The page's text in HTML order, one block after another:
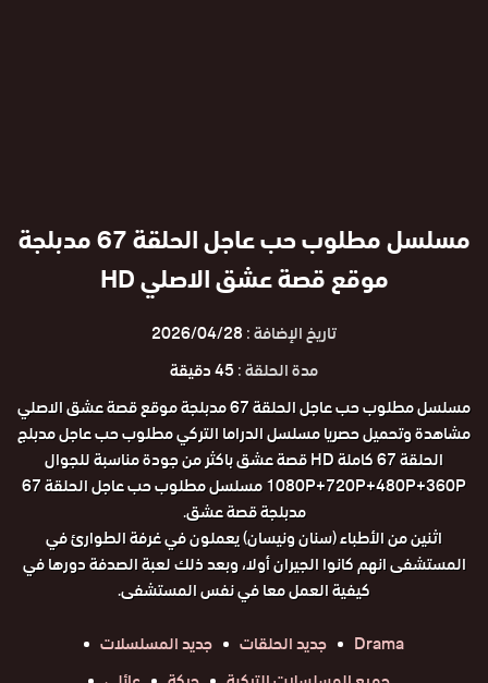
مسلسل مطلوب حب عاجل الحلقة 67 مدبلجة
موقع قصة عشق الاصلي HD
تاريخ الإضافة :2026/04/28
مدة الحلقة :45 دقيقة
مسلسل مطلوب حب عاجل الحلقة 67 مدبلجة موقع قصة عشق الاصلي
مشاهدة وتحميل حصريا مسلسل الدراما التركي مطلوب حب عاجل مدبلج
الحلقة 67 كاملة HD قصة عشق باكثر من جودة مناسبة للجوال
1080P+720P+480P+360P مسلسل مطلوب حب عاجل الحلقة 67
مدبلجة قصة عشق.
اثنين من الأطباء (سنان ونيسان) يعملون في غرفة الطوارئ في
المستشفى انهم كانوا الجيران أولا، وبعد ذلك لعبة الصدفة دورها في
كيفية العمل معا في نفس المستشفى.
Drama
جديد الحلقات
جديد المسلسلات